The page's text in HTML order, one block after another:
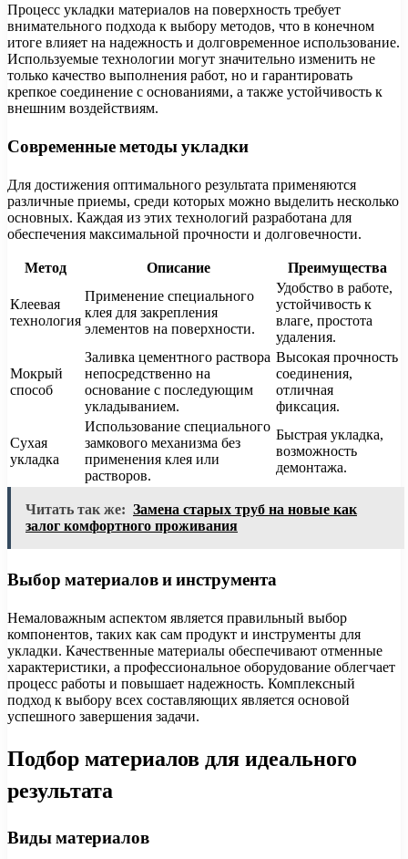
Процесс укладки материалов на поверхность требует
внимательного подхода к выбору методов, что в конечном
итоге влияет на надежность и долговременное использование.
Используемые технологии могут значительно изменить не
только качество выполнения работ, но и гарантировать
крепкое соединение с основаниями, а также устойчивость к
внешним воздействиям.
Современные методы укладки
Для достижения оптимального результата применяются
различные приемы, среди которых можно выделить несколько
основных. Каждая из этих технологий разработана для
обеспечения максимальной прочности и долговечности.
Метод Описание Преимущества
Клеевая
технология
Применение специального
клея для закрепления
элементов на поверхности.
Удобство в работе,
устойчивость к
влаге, простота
удаления.
Мокрый
способ
Заливка цементного раствора
непосредственно на
основание с последующим
укладыванием.
Высокая прочность
соединения,
отличная
фиксация.
Сухая
укладка
Использование специального
замкового механизма без
применения клея или
растворов.
Быстрая укладка,
возможность
демонтажа.
Читать так же: Замена старых труб на новые как
залог комфортного проживания
Выбор материалов и инструмента
Немаловажным аспектом является правильный выбор
компонентов, таких как сам продукт и инструменты для
укладки. Качественные материалы обеспечивают отменные
характеристики, а профессиональное оборудование облегчает
процесс работы и повышает надежность. Комплексный
подход к выбору всех составляющих является основой
успешного завершения задачи.
Подбор материалов для идеального
результата
Виды материалов